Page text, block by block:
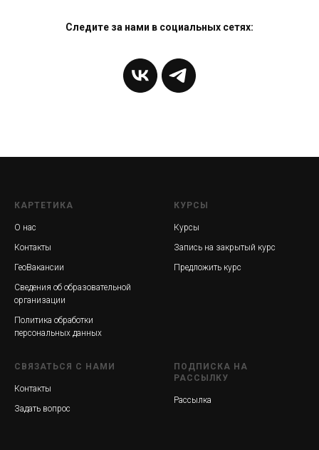
Следите за нами в социальных сетях:
КАРТЕТИКА
О нас
Контакты
ГеоВакансии
Сведения об образовательной
организации
Политика обработки
персональных данных
КУРСЫ
Курсы
Запись на закрытый курс
Предложить курс
СВЯЗАТЬСЯ С НАМИ
Контакты
Задать вопрос
ПОДПИСКА НА
РАССЫЛКУ
Рассылка